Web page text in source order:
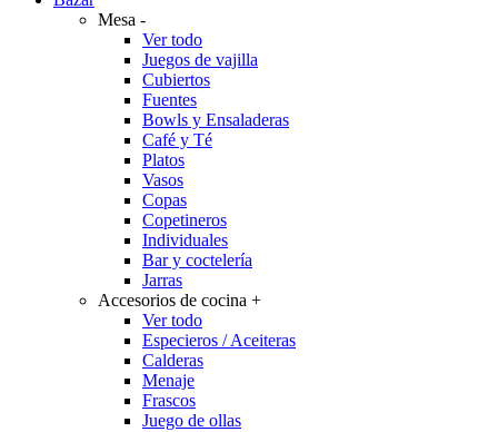
Mesa -
Ver todo
Juegos de vajilla
Cubiertos
Fuentes
Bowls y Ensaladeras
Café y Té
Platos
Vasos
Copas
Copetineros
Individuales
Bar y coctelería
Jarras
Accesorios de cocina +
Ver todo
Especieros / Aceiteras
Calderas
Menaje
Frascos
Juego de ollas